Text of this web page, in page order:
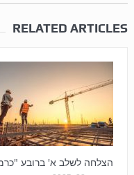
RELATED ARTICLES
הצלחה לשלב א' ברובע